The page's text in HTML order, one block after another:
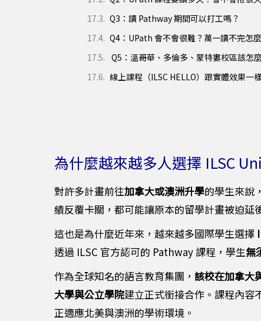
Q3：讀 Pathway 期間可以打工嗎？
Q4：UPath 會不會很難？萬一讀不完怎
Q5：溫哥華、多倫多、蒙特婁校區該怎
線上課程（ILSC HELLO）跟實體效果一
為什麼越來越多人選擇 ILSC
對許多計畫前往加拿大或澳洲升學的學生來說，
績反覆卡關，都可能讓原本的留學計畫被迫延
這也是為什麼近年來，越來越多國際學生選擇
透過 ILSC 官方認可的 Pathway 課程，學生無
作為全球知名的語言教育集團， 該校在加拿大
大學與公立學院建立正式銜接合作。課程內容
正適應北美與澳洲的學術環境。